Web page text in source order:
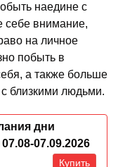
наедине с
себе внимание,
на личное
побыть в
а также больше
близкими людьми.
дни
07.09.2026
Купить